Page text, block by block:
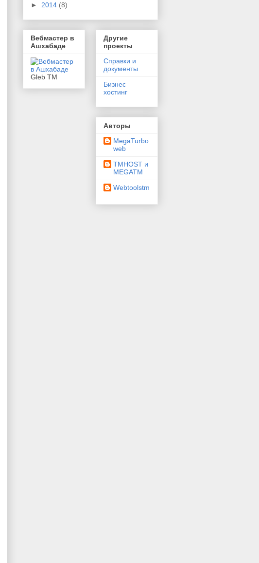
► 2014 (8)
Вебмастер в
Ашхабаде
Gleb TM
Другие
проекты
Справки и
документы
Бизнес
хостинг
Авторы
MegaTurbo
web
TMHOST и
MEGATM
Webtoolstm